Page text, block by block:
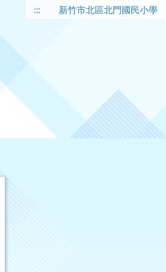
::: 新竹市北區北門國民小學